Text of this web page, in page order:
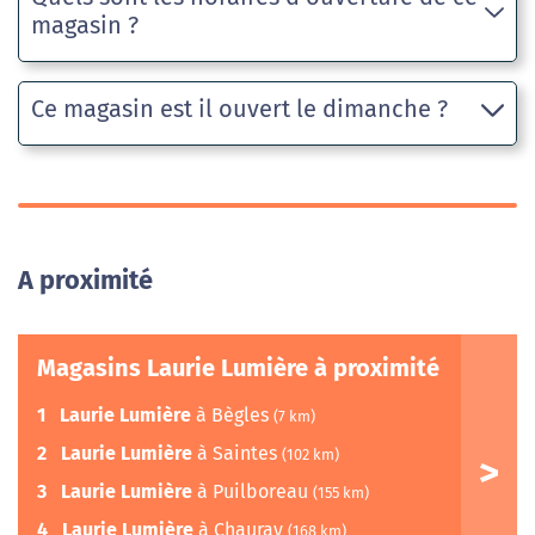
magasin ?
Ce magasin est il ouvert le dimanche ?
A proximité
Magasins Laurie Lumière à proximité
1 Laurie Lumière à Bègles (7 km)
2 Laurie Lumière à Saintes (102 km)
3 Laurie Lumière à Puilboreau (155 km)
4 Laurie Lumière à Chauray (168 km)